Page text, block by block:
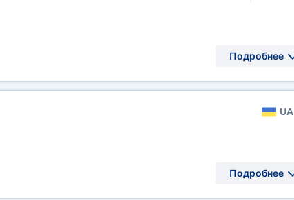
Подробнее
UA
Подробнее